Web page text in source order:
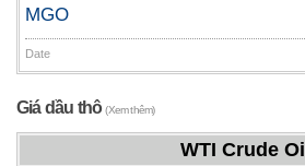
MGO
Date
Giá dầu thô(Xem thêm)
WTI Crude Oil